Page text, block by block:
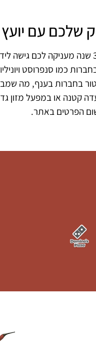
שלכם עם
הבחירה לעבוד עם יועץ מסעדות בעל ותק של
כמו סנפרוסט
בחברות בענף, מה
או במפעל מזון
הפרטים באתר.